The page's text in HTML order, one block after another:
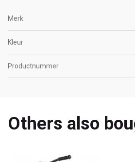
Merk
Kleur
Productnummer
Others also